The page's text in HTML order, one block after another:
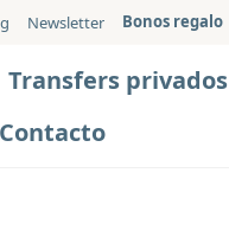
Newsletter Bonos regalo
Transfers privados
Contacto